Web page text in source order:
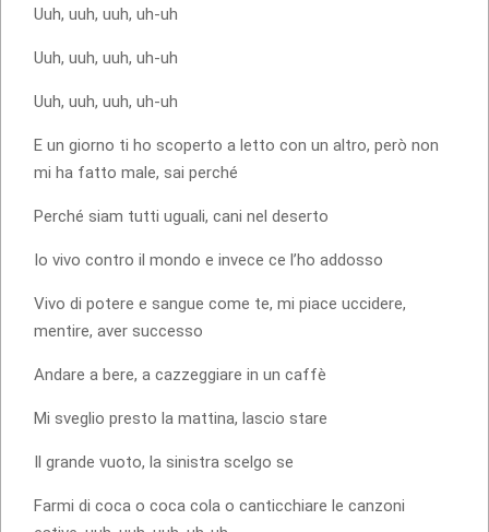
Uuh, uuh, uuh, uh-uh
Uuh, uuh, uuh, uh-uh
Uuh, uuh, uuh, uh-uh
E un giorno ti ho scoperto a letto con un altro, però non
mi ha fatto male, sai perché
Perché siam tutti uguali, cani nel deserto
Io vivo contro il mondo e invece ce l’ho addosso
Vivo di potere e sangue come te, mi piace uccidere,
mentire, aver successo
Andare a bere, a cazzeggiare in un caffè
Mi sveglio presto la mattina, lascio stare
Il grande vuoto, la sinistra scelgo se
Farmi di coca o coca cola o canticchiare le canzoni